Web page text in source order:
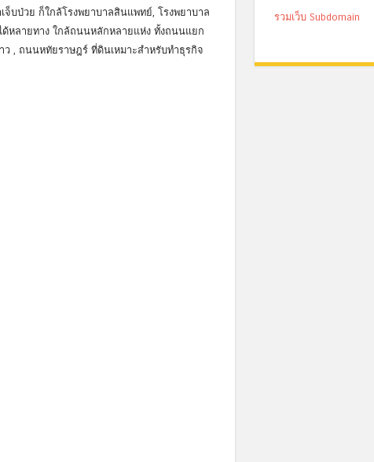
จ็บป่วย ก็ใกล้โรงพยาบาลสินแพทย์, โรงพยาบาล
หลายทาง ใกล้ถนนหลักหลายแห่ง ทั้งถนนแยก
, ถนนหทัยราษฎร์ ที่ดินเหมาะสำหรับทำธุรกิจ
รวมเว็บ Subdomain